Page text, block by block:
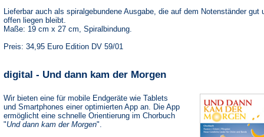
Lieferbar auch als spiralgebundene Ausgabe, die auf dem Notenständer gut
offen liegen bleibt.
Maße: 19 cm x 27 cm, Spiralbindung.
Preis: 34,95 Euro Edition DV 59/01
digital - Und dann kam der Morgen
Wir bieten eine für mobile Endgeräte wie Tablets
und Smartphones einer optimierten App an. Die App
ermöglicht eine schnelle Orientierung im Chorbuch
"Und dann kam der Morgen".